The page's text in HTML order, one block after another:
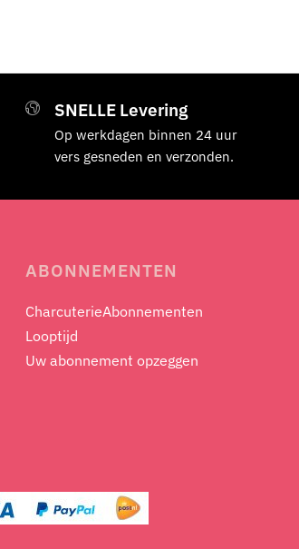
SNELLE Levering
Op werkdagen binnen 24 uur
vers gesneden en verzonden.
ABONNEMENTEN
CharcuterieAbonnementen
Looptijd
Uw abonnement opzeggen